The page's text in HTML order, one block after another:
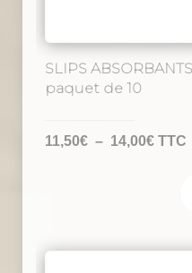
SLIPS
paquet de 10
11,50€ – 14,00€Plage
TTC